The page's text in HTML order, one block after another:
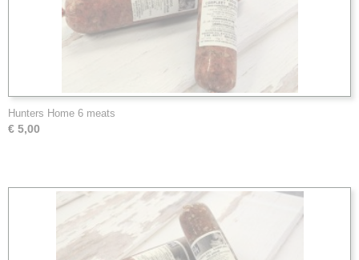
Hunters Home 6 meats
€ 5,00